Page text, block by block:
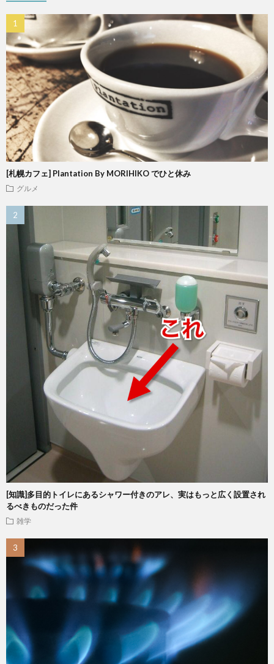
[札幌カフェ] Plantation By MORIHIKO でひと休み
グルメ
[知識]多目的トイレにあるシャワー付きのアレ、実はもっと広く設置され
るべきものだった件
雑学